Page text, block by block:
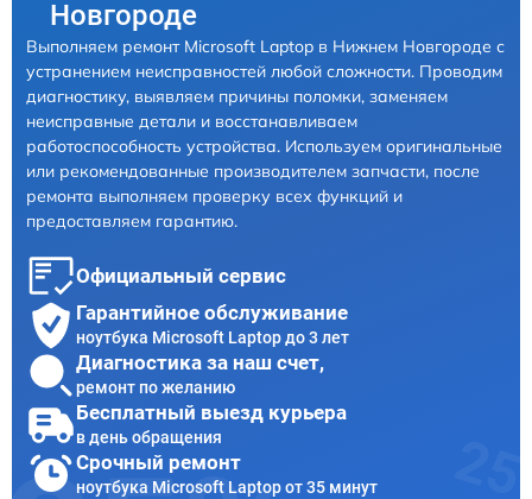
Новгороде
Выполняем ремонт Microsoft Laptop в Нижнем Новгороде с
устранением неисправностей любой сложности. Проводим
диагностику, выявляем причины поломки, заменяем
неисправные детали и восстанавливаем
работоспособность устройства. Используем оригинальные
или рекомендованные производителем запчасти, после
ремонта выполняем проверку всех функций и
предоставляем гарантию.
Официальный сервис
Гарантийное обслуживание
ноутбука Microsoft Laptop до 3 лет
Диагностика за наш счет,
ремонт по желанию
Бесплатный выезд курьера
в день обращения
Срочный ремонт
ноутбука Microsoft Laptop от 35 минут